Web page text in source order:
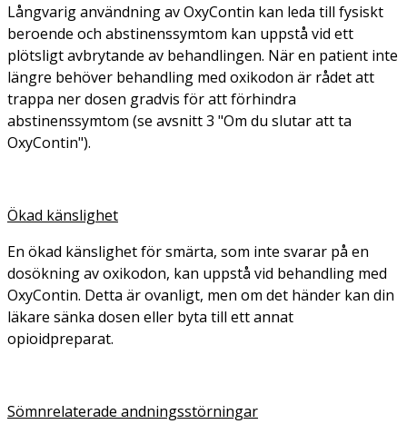
Långvarig användning av OxyContin kan leda till fysiskt
beroende och abstinenssymtom kan uppstå vid ett
plötsligt avbrytande av behandlingen. När en patient inte
längre behöver behandling med oxikodon är rådet att
trappa ner dosen gradvis för att förhindra
abstinenssymtom (se avsnitt 3 "Om du slutar att ta
OxyContin").
Ökad känslighet
En ökad känslighet för smärta, som inte svarar på en
dosökning av oxikodon, kan uppstå vid behandling med
OxyContin. Detta är ovanligt, men om det händer kan din
läkare sänka dosen eller byta till ett annat
opioidpreparat.
Sömnrelaterade andningsstörningar